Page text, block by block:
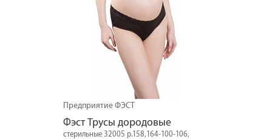
Предприятие ФЭСТ
Фэст Трусы дородовые
стерильные 32005 р.158,164-100-106,